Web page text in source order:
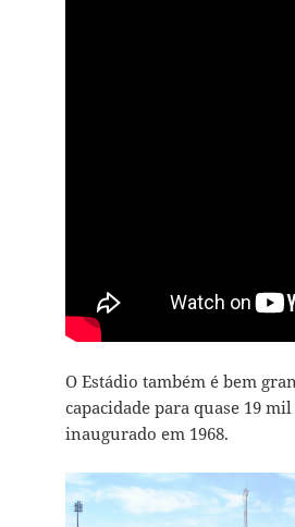
O Estádio também é bem
capacidade para quase 19
inaugurado em 1968.